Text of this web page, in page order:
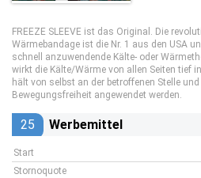
FREEZE SLEEVE ist das Original. Die
Wärmebandage ist die Nr. 1 aus den USA
schnell anzuwendende Kälte- oder
wirkt die Kälte/Wärme von allen Seiten tief
hält von selbst an der betroffenen Stelle
Bewegungsfreiheit angewendet werden.
25 Werbemittel
Start
Stornoquote